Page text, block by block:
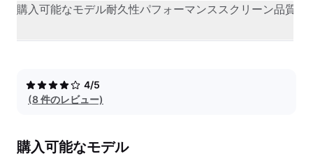
購入可能なモデル耐久性パフォーマンススクリーン品質
4/5
(8 件のレビュー)
購入可能なモデル